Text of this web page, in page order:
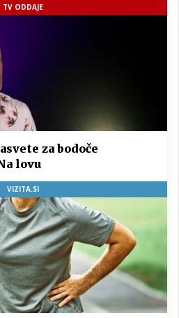
TV ODDAJE
za bodoče
lovu
VIZITA.SI